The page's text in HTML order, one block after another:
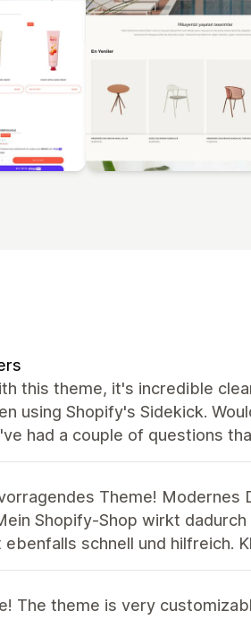
this theme, it's incredible
using Shopify's Sidekick.
had a couple of questions
Theme!
Shopify-Shop wirkt
schnell und hilfreich.
The theme is very